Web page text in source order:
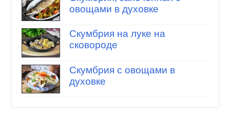
овощами в духовке
Скумбрия на луке на
сковороде
Скумбрия с овощами в
духовке